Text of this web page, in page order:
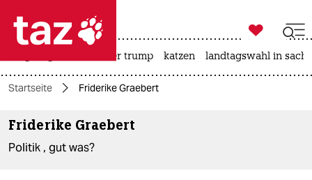
 taz zahl ich
taz zahl ich
themen
politik

taz zahl ich
usa unter trump katzen landtagswahl in
Startseite Friderike Graebert
Friderike Graebert
Politik , gut was?